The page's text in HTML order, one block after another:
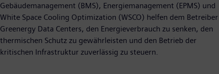
Gebäudemanagement (BMS), Energiemanagement (EPMS) und
White Space Cooling Optimization (WSCO) helfen dem Betreiber
Greenergy Data Centers, den Energieverbrauch zu senken, den
thermischen Schutz zu gewährleisten und den Betrieb der
kritischen Infrastruktur zuverlässig zu steuern.